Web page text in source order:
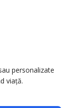
personalizate
viață.